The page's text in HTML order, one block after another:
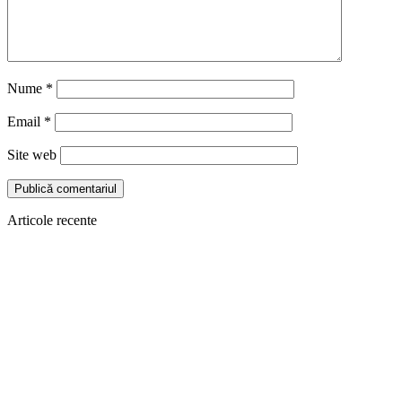
Nume *
Email *
Site web
Articole recente